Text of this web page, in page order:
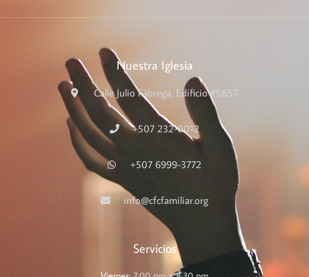
Nuestra Iglesia
Calle Julio Fábrega, Edificio #5857
+507 232-0012
+507 6999-3772
info@cfcfamiliar.org
Servicios